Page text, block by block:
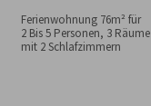
Ferienwohnung 76m² für
2 Bis 5 Personen, 3 Räume
mit 2 Schlafzimmern